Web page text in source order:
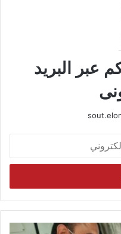
عبر البريد